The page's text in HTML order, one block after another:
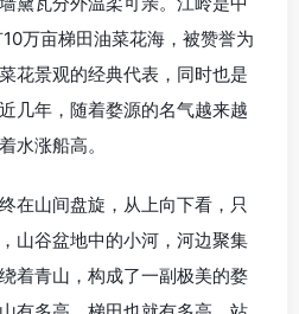
万亩梯田油菜花海，被赞誉为
花景观的经典代表，同时也是
几年，随着婺源的名气越来越
水涨船高。
在山间盘旋，从上向下看，只
山谷盆地中的小河，河边聚集
着青山，构成了一副极美的婺